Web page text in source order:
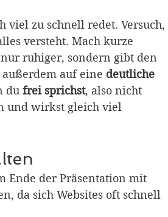
viel zu schnell redet. Versuch,
versteht. Mach kurze
ruhiger, sondern gibt den
außerdem auf eine deutliche
du frei sprichst, also nicht
und wirkst gleich viel
Ende der Präsentation mit
da sich Websites oft schnell